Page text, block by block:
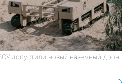
допустили новый наземный дрон